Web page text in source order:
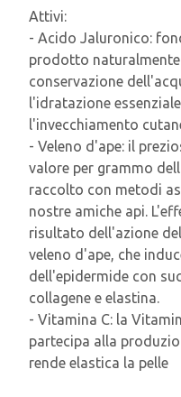
Attivi:
- Acido Jaluronico:
prodotto
conservazione
l'idratazione
l'invecchiamento
- Veleno d'ape: il
valore per grammo
raccolto con metodi
nostre amiche api.
risultato dell'azione
veleno d'ape, che
dell'epidermide con
collagene e elastina.
- Vitamina C: la
partecipa alla
rende elastica la pelle